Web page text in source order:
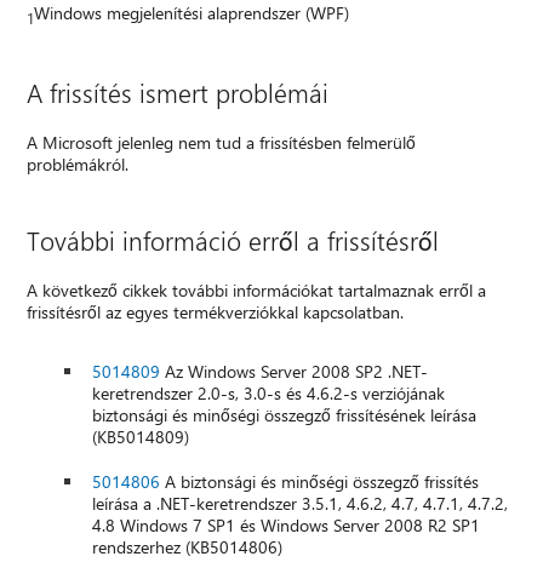
1Windows megjelenítési alaprendszer (WPF)
A frissítés ismert problémái
A Microsoft jelenleg nem tud a frissítésben felmerülő
problémákról.
További információ erről a frissítésről
A következő cikkek további információkat tartalmaznak erről a
frissítésről az egyes termékverziókkal kapcsolatban.
5014809 Az Windows Server 2008 SP2 .NET-
keretrendszer 2.0-s, 3.0-s és 4.6.2-s verziójának
biztonsági és minőségi összegző frissítésének leírása
(KB5014809)
5014806 A biztonsági és minőségi összegző frissítés
leírása a .NET-keretrendszer 3.5.1, 4.6.2, 4.7, 4.7.1, 4.7.2,
4.8 Windows 7 SP1 és Windows Server 2008 R2 SP1
rendszerhez (KB5014806)